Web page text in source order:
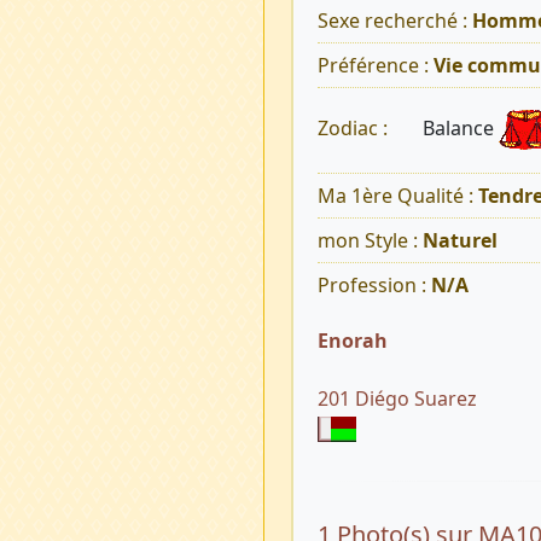
Sexe recherché :
Préférence : Vie
Zodiac : Balance
Ma 1ère Qualité :
mon Style : Naturel
Profession : N/A
Enorah
201 Diégo Suarez